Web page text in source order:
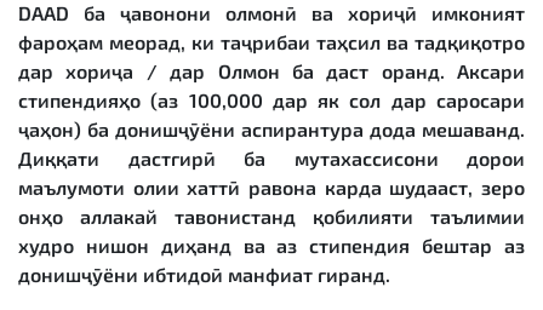
DAAD ба ҷавонони олмонӣ ва хориҷӣ имконият
фароҳам меорад, ки таҷрибаи таҳсил ва тадқиқотро
дар хориҷа / дар Олмон ба даст оранд. Аксари
стипендияҳо (аз 100,000 дар як сол дар саросари
ҷаҳон) ба донишҷӯёни аспирантура дода мешаванд.
Диққати дастгирӣ ба мутахассисони дорои
маълумоти олии хаттӣ равона карда шудааст, зеро
онҳо аллакай тавонистанд қобилияти таълимии
худро нишон диҳанд ва аз стипендия бештар аз
донишҷӯёни ибтидоӣ манфиат гиранд.